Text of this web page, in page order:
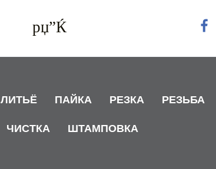
ЛИТЬЁ ПАЙКА РЕЗКА РЕЗЬБА
ЧИСТКА ШТАМПОВКА